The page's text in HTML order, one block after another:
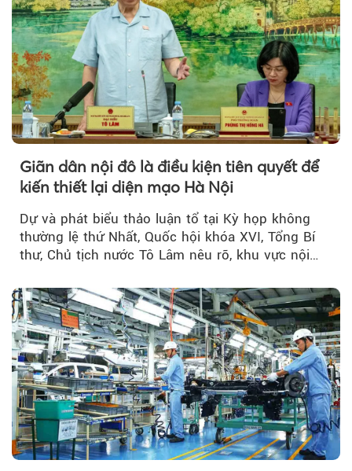
Giãn dân nội đô là điều kiện tiên quyết để
kiến thiết lại diện mạo Hà Nội
Dự và phát biểu thảo luận tổ tại Kỳ họp không
thường lệ thứ Nhất, Quốc hội khóa XVI, Tổng Bí
thư, Chủ tịch nước Tô Lâm nêu rõ, khu vực nội